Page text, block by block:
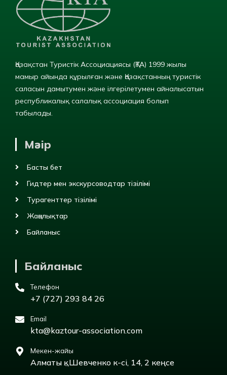
Қазақстан Туристік Ассоциациясы (ҚТА) 1999 жылы
мамыр айында құрылған және Қазақстанның туристік
саласын дамытумен және ілгерілетумен айналысатын
республикалық салалық ассоциация болып
табылады.
Мәзір
Басты бет
Гидтер мен экскурсоводтар тізілімі
Турагенттер тізілімі
Жаңалықтар
Байланыс
Байланыс
Телефон
+7 (727) 293 84 26
Email
kta@kaztour-association.com
Мекен-жайы
Алматы қ., Шевченко к-сі, 14, 2 кеңсе